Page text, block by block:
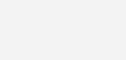
bzw. Wärmesenke ist ein EWS-Feld
beim MPC-Projekt darum,
Wärme- und